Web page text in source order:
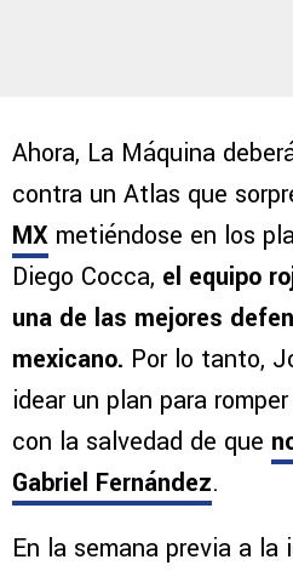
Ahora, La Máquina
contra un Atlas que
MX metiéndose en los
Diego Cocca, el equipo
una de las mejores
mexicano. Por lo tanto,
idear un plan para
con la salvedad de que
Gabriel Fernández.
En la semana previa a